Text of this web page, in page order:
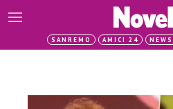
SANREMO AMICI 24